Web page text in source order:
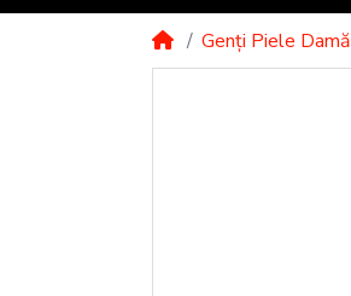
Genți Piele Damă